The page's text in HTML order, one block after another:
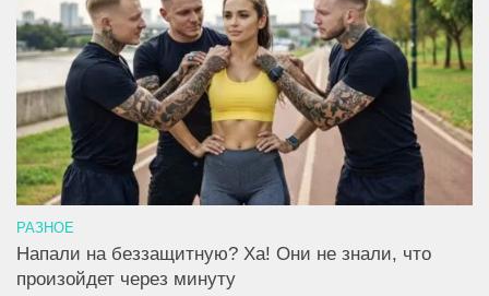
РАЗНОЕ
Напали на беззащитную? Ха! Они не знали, что
произойдет через минуту